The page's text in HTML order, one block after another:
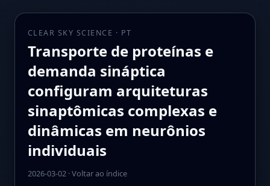
CLEAR SKY SCIENCE · PT
Transporte de proteínas e
demanda sináptica
configuram arquiteturas
sinaptômicas complexas e
dinâmicas em neurônios
individuais
2026-03-02·Voltar ao índice